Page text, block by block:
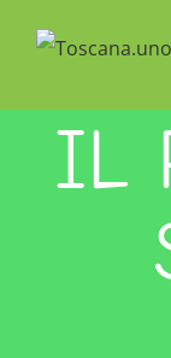
IL